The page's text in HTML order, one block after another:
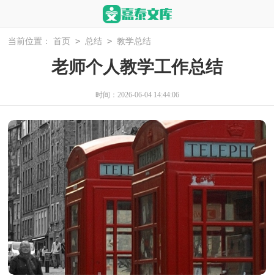
当前位置： 首页 > 总结 > 教学总结
老师个人教学工作总结
时间：2026-06-04 14:44:06